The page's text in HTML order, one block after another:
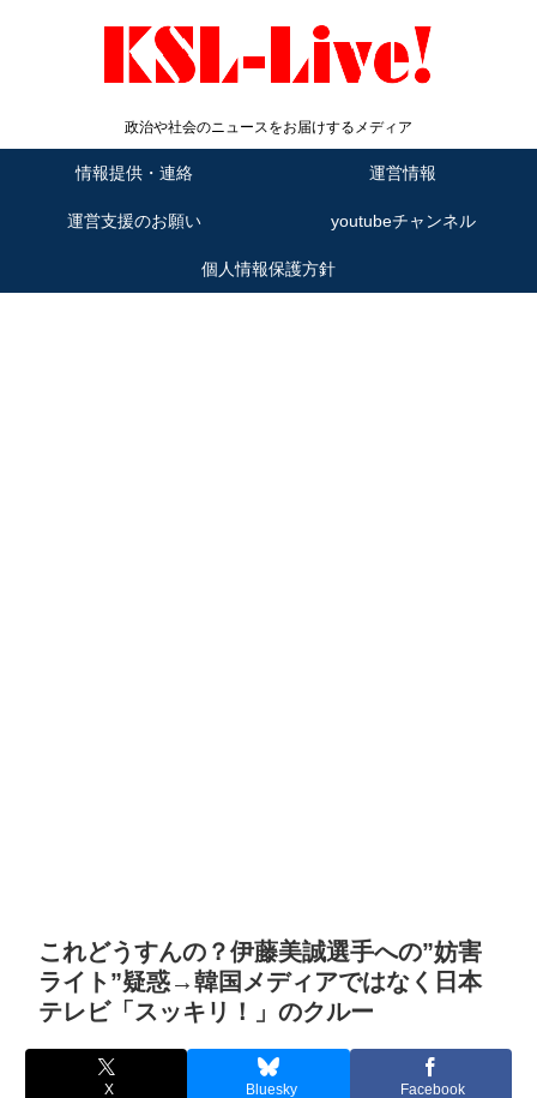
政治や社会のニュースをお届けするメディア
情報提供・連絡 運営情報
運営支援のお願い youtubeチャンネル
個人情報保護方針
これどうすんの？伊藤美誠選手への”妨害
ライト”疑惑→韓国メディアではなく日本
テレビ「スッキリ！」のクルー
X Bluesky Facebook